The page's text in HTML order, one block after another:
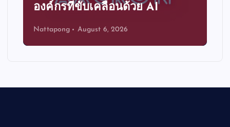
องค์กรที่ขับเคลื่อนด้วย AI
Nattapong August 6, 2026